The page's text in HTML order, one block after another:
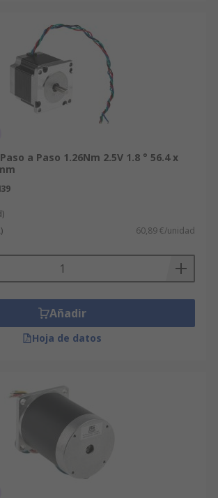
a Paso 1.26Nm 2.5V 1.8 ° 56.4 x
60,89 €/unidad
Añadir
Hoja de datos